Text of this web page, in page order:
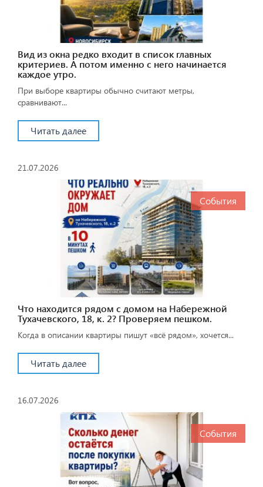
Вид из окна редко входит в список главных
критериев. А потом именно с него начинается
каждое утро.
При выборе квартиры обычно считают метры,
сравнивают...
Читать далее
21.07.2026
События
Что находится рядом с домом на Набережной
Тухачевского, 18, к. 2? Проверяем пешком.
Когда в описании квартиры пишут «всё рядом», хочется...
Читать далее
16.07.2026
События